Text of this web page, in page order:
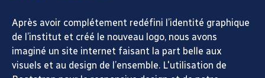
Après avoir complétement redéfini l’identité graphique
de l’institut et créé le nouveau logo, nous avons
imaginé un site internet faisant la part belle aux
visuels et au design de l’ensemble. L'utilisation de